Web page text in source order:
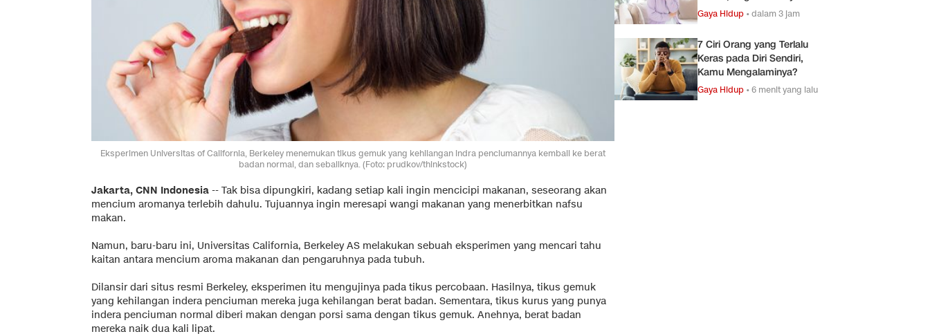
Eksperimen Universitas of California, Berkeley menemukan tikus gemuk yang kehilangan indra penciumannya kembali ke berat
badan normal, dan sebaliknya. (Foto: prudkov/thinkstock)
Jakarta, CNN Indonesia -- Tak bisa dipungkiri, kadang setiap kali ingin mencicipi makanan, seseorang akan
mencium aromanya terlebih dahulu. Tujuannya ingin meresapi wangi makanan yang menerbitkan nafsu
makan.
Namun, baru-baru ini, Universitas California, Berkeley AS melakukan sebuah eksperimen yang mencari tahu
kaitan antara mencium aroma makanan dan pengaruhnya pada tubuh.
Dilansir dari situs resmi Berkeley, eksperimen itu mengujinya pada tikus percobaan. Hasilnya, tikus gemuk
yang kehilangan indera penciuman mereka juga kehilangan berat badan. Sementara, tikus kurus yang punya
indera penciuman normal diberi makan dengan porsi sama dengan tikus gemuk. Anehnya, berat badan
mereka naik dua kali lipat.
Gaya Hidup •dalam 3 jam
7 Ciri Orang yang Terlalu
Keras pada Diri Sendiri,
Kamu Mengalaminya?
Gaya Hidup •6 menit yang lalu